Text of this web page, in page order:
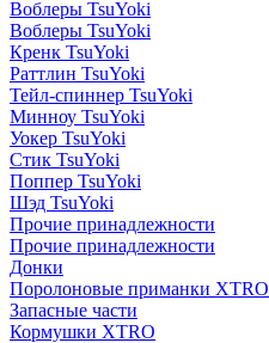
Воблеры TsuYoki
Воблеры TsuYoki
Кренк TsuYoki
Раттлин TsuYoki
Тейл-спиннер TsuYoki
Минноу TsuYoki
Уокер TsuYoki
Стик TsuYoki
Поппер TsuYoki
Шэд TsuYoki
Прочие принадлежности
Прочие принадлежности
Донки
Поролоновые приманки XTRO
Запасные части
Кормушки XTRO